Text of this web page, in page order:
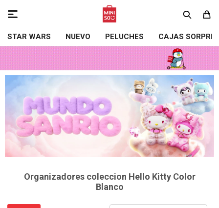
STAR WARS NUEVO PELUCHES CAJAS

Organizadores coleccion Hello Kitty Color
Blanco